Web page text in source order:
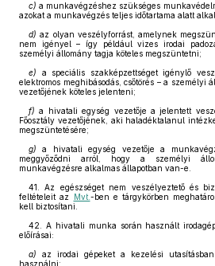
c) a munkavégzéshez szükséges
azokat a munkavégzés teljes időtartama alatt
d) az olyan veszélyforrást, amelynek
nem igényel – így például vizes irodai
személyi állomány tagja köteles megszüntetni;
e) a speciális szakképzettséget igénylő
elektromos meghibásodás, csőtörés – a személyi
vezetőjének köteles jelenteni;
f) a hivatali egység vezetője a jelentett
Főosztály vezetőjének, aki haladéktalanul
megszüntetésére;
g) a hivatali egység vezetője a
meggyőződni arról, hogy a személyi
munkavégzésre alkalmas állapotban van-e.
41. Az egészséget nem veszélyeztető és
feltételeit az
Mvt. -ben e tárgykörben
kell biztosítani.
42. A hivatali munka során használt
előírásai:
a) az irodai gépeket a kezelési
használni;